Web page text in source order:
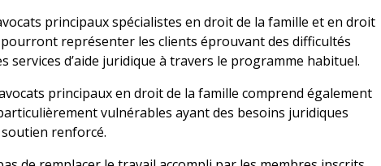
principaux spécialistes en droit de la famille et en droit
représenter les clients éprouvant des difficultés
services d’aide juridique à travers le programme habituel.
principaux en droit de la famille comprend également
vulnérables ayant des besoins juridiques
renforcé.